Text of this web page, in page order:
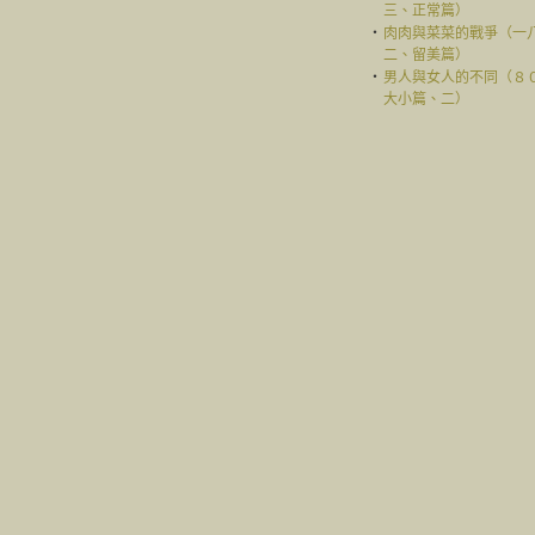
三、正常篇）
‧ 肉肉與菜菜的戰爭（一
二、留美篇）
‧ 男人與女人的不同（８
大小篇、二）